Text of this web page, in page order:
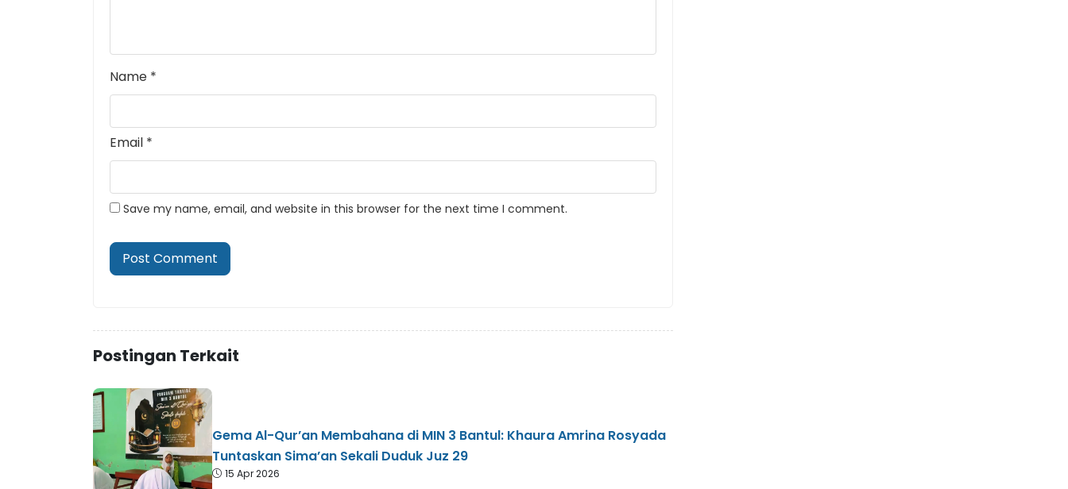
Name *
Email *
Save my name, email, and website in this browser for the next time I comment.
Postingan Terkait
Gema Al-Qur’an Membahana di MIN 3 Bantul: Khaura Amrina Rosyada
Tuntaskan Sima’an Sekali Duduk Juz 29
15 Apr 2026